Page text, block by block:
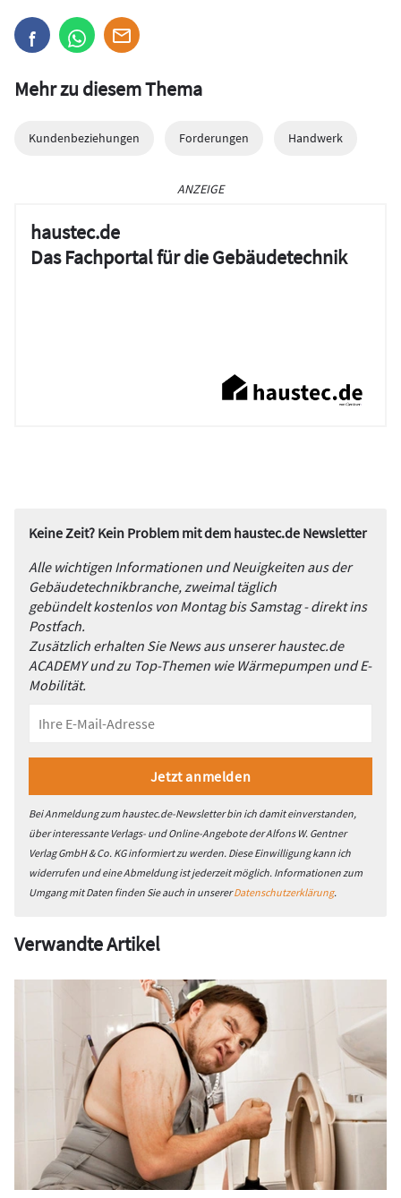
Mehr zu diesem Thema
Kundenbeziehungen Forderungen Handwerk
ANZEIGE
haustec.de
Das Fachportal für die Gebäudetechnik
Keine Zeit? Kein Problem mit dem haustec.de Newsletter
Alle wichtigen Informationen und Neuigkeiten aus der
Gebäudetechnikbranche, zweimal täglich
gebündelt kostenlos von Montag bis Samstag - direkt ins
Postfach.
Zusätzlich erhalten Sie News aus unserer haustec.de
ACADEMY und zu Top-Themen wie Wärmepumpen und E-
Mobilität.
Bei Anmeldung zum haustec.de-Newsletter bin ich damit einverstanden,
über interessante Verlags- und Online-Angebote der Alfons W. Gentner
Verlag GmbH & Co. KG informiert zu werden. Diese Einwilligung kann ich
widerrufen und eine Abmeldung ist jederzeit möglich. Informationen zum
Umgang mit Daten finden Sie auch in unsererDatenschutzerklärung.
Verwandte Artikel